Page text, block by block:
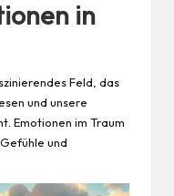
in
Feld, das
und unsere
Emotionen im Traum
und